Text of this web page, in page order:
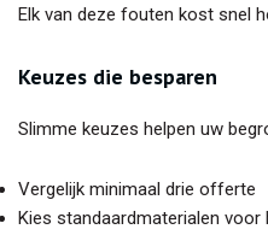
Elk van deze fouten kost snel
Keuzes die besparen
Slimme keuzes helpen uw
Vergelijk minimaal drie offerte
Kies standaardmaterialen voor